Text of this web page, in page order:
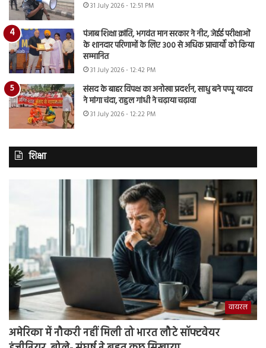
31 July 2026 - 12:51 PM
पंजाब शिक्षा क्रांति, भगवंत मान सरकार ने नीट, जेईई परीक्षाओं
के शानदार परिणामों के लिए 300 से अधिक प्राचार्यों को किया
सम्मानित
31 July 2026 - 12:42 PM
संसद के बाहर विपक्ष का अनोखा प्रदर्शन, साधु बने पप्पू यादव
ने मांगा चंदा, राहुल गांधी ने चढ़ाया चढ़ावा
31 July 2026 - 12:22 PM
शिक्षा
वायरल
अमेरिका में नौकरी नहीं मिली तो भारत लौटे सॉफ्टवेयर